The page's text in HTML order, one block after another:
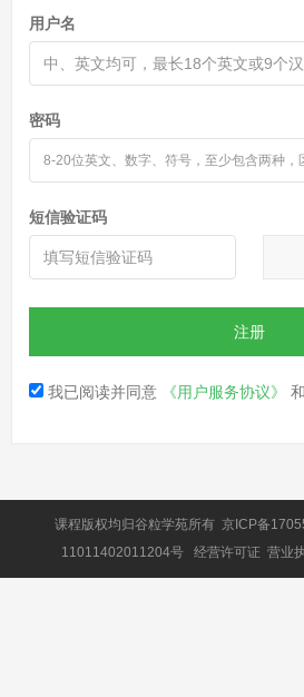
用户名
密码
短信验证码
注册
我已阅读并同意 《用户服务协议》 和
课程版权均归谷粒学苑所有 京ICP备
11011402011204号
经营许可证 营业